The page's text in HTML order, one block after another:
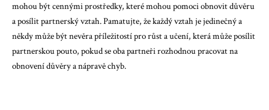
mohou být cennými prostředky, které mohou pomoci obnovit důvěru
a posílit partnerský vztah. Pamatujte, že každý vztah je jedinečný a
někdy může být nevěra příležitostí pro růst a učení, která může posílit
partnerskou pouto, pokud se oba partneři rozhodnou pracovat na
obnovení důvěry a nápravě chyb.